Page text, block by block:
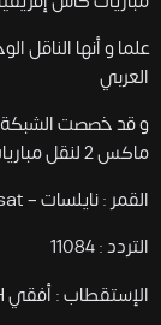
علما و أنها الناقل
العربي
ماكس 2 لنقل مباريات المسابقة القارية
القمر : نايلسات – Nilesat
التردد : 11084
الإستقطاب : أفقي H